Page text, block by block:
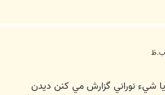
شيء نوراني گزارش مي کنن ديدن